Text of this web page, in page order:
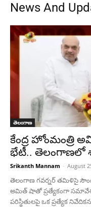
News And
తెలంగాణ
కేంద్ర హోంమంత్రి
భేటీ.. తెలంగాణలో
Srikanth Mannam - August
తెలంగాణ గవర్నర్‌ తమిళిసై
అమిత్‌ షాతో ప్రత్యేకంగా
పరిస్థితులపై ఒక ప్రత్యేక